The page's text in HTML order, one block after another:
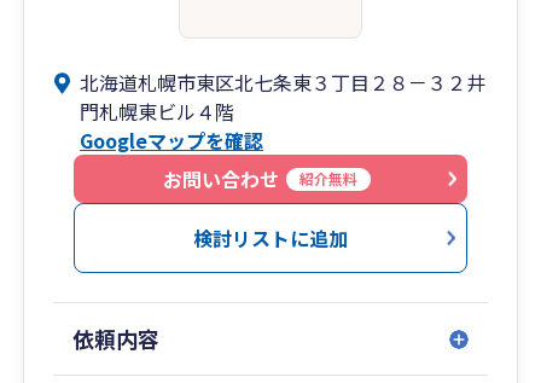
北海道札幌市東区北七条東３丁目２８－３２井
門札幌東ビル４階
Googleマップを確認
お問い合わせ
紹介無料
検討リストに追加
依頼内容